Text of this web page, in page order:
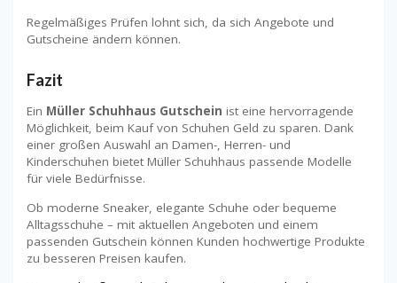
Regelmäßiges Prüfen lohnt sich, da sich Angebote und
Gutscheine ändern können.
Fazit
Ein Müller Schuhhaus Gutschein ist eine hervorragende
Möglichkeit, beim Kauf von Schuhen Geld zu sparen. Dank
einer großen Auswahl an Damen-, Herren- und
Kinderschuhen bietet Müller Schuhhaus passende Modelle
für viele Bedürfnisse.
Ob moderne Sneaker, elegante Schuhe oder bequeme
Alltagsschuhe – mit aktuellen Angeboten und einem
passenden Gutschein können Kunden hochwertige Produkte
zu besseren Preisen kaufen.